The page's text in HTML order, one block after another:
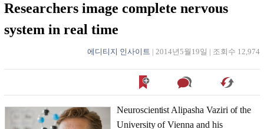
Researchers image complete nervous
system in real time
에디티지 인사이트 | 2014년5월19일 | 조회수 12,974
Neuroscientist Alipasha Vaziri of the
University of Vienna and his